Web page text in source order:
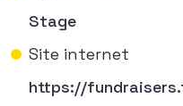
Stage
Site internet
https://